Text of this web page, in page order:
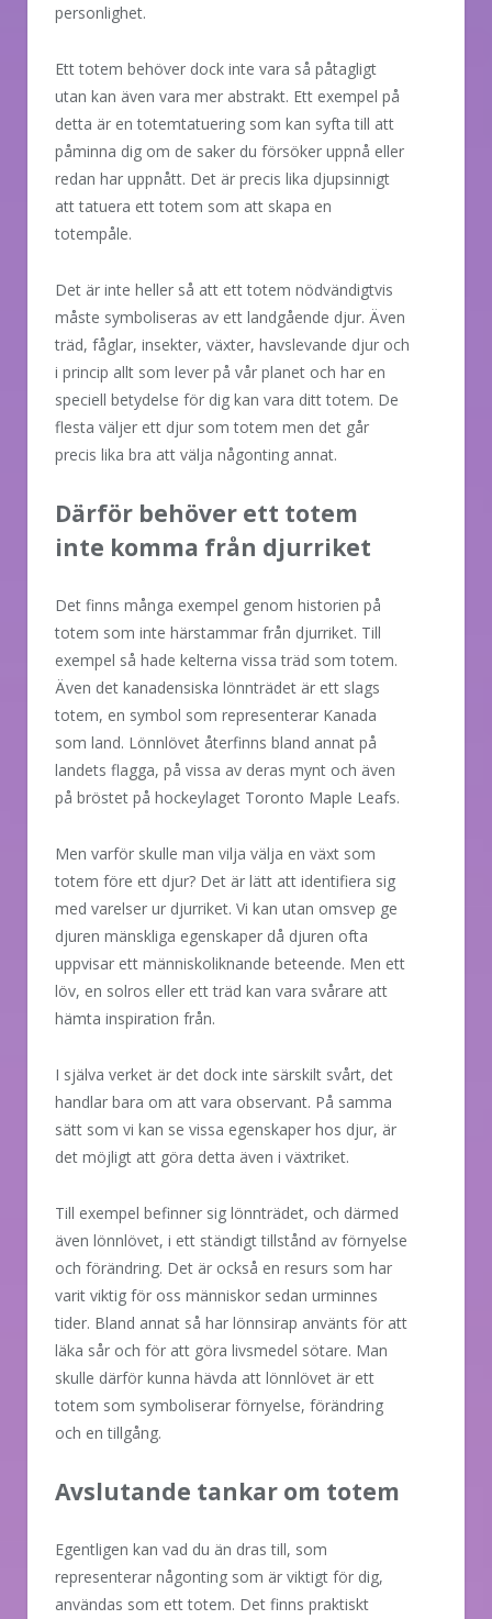
personlighet.
Ett totem behöver dock inte vara så påtagligt
utan kan även vara mer abstrakt. Ett exempel på
detta är en totemtatuering som kan syfta till att
påminna dig om de saker du försöker uppnå eller
redan har uppnått. Det är precis lika djupsinnigt
att tatuera ett totem som att skapa en
totempåle.
Det är inte heller så att ett totem nödvändigtvis
måste symboliseras av ett landgående djur. Även
träd, fåglar, insekter, växter, havslevande djur och
i princip allt som lever på vår planet och har en
speciell betydelse för dig kan vara ditt totem. De
flesta väljer ett djur som totem men det går
precis lika bra att välja någonting annat.
Därför behöver ett totem
inte komma från djurriket
Det finns många exempel genom historien på
totem som inte härstammar från djurriket. Till
exempel så hade kelterna vissa träd som totem.
Även det kanadensiska lönnträdet är ett slags
totem, en symbol som representerar Kanada
som land. Lönnlövet återfinns bland annat på
landets flagga, på vissa av deras mynt och även
på bröstet på hockeylaget Toronto Maple Leafs.
Men varför skulle man vilja välja en växt som
totem före ett djur? Det är lätt att identifiera sig
med varelser ur djurriket. Vi kan utan omsvep ge
djuren mänskliga egenskaper då djuren ofta
uppvisar ett människoliknande beteende. Men ett
löv, en solros eller ett träd kan vara svårare att
hämta inspiration från.
I själva verket är det dock inte särskilt svårt, det
handlar bara om att vara observant. På samma
sätt som vi kan se vissa egenskaper hos djur, är
det möjligt att göra detta även i växtriket.
Till exempel befinner sig lönnträdet, och därmed
även lönnlövet, i ett ständigt tillstånd av förnyelse
och förändring. Det är också en resurs som har
varit viktig för oss människor sedan urminnes
tider. Bland annat så har lönnsirap använts för att
läka sår och för att göra livsmedel sötare. Man
skulle därför kunna hävda att lönnlövet är ett
totem som symboliserar förnyelse, förändring
och en tillgång.
Avslutande tankar om totem
Egentligen kan vad du än dras till, som
representerar någonting som är viktigt för dig,
användas som ett totem. Det finns praktiskt